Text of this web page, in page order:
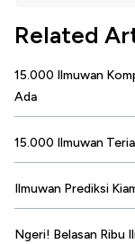
Related
15.000 Ilmuwan
Ada
15.000 Ilmuwan
Ilmuwan Prediksi
Ngeri! Belasan Ribu